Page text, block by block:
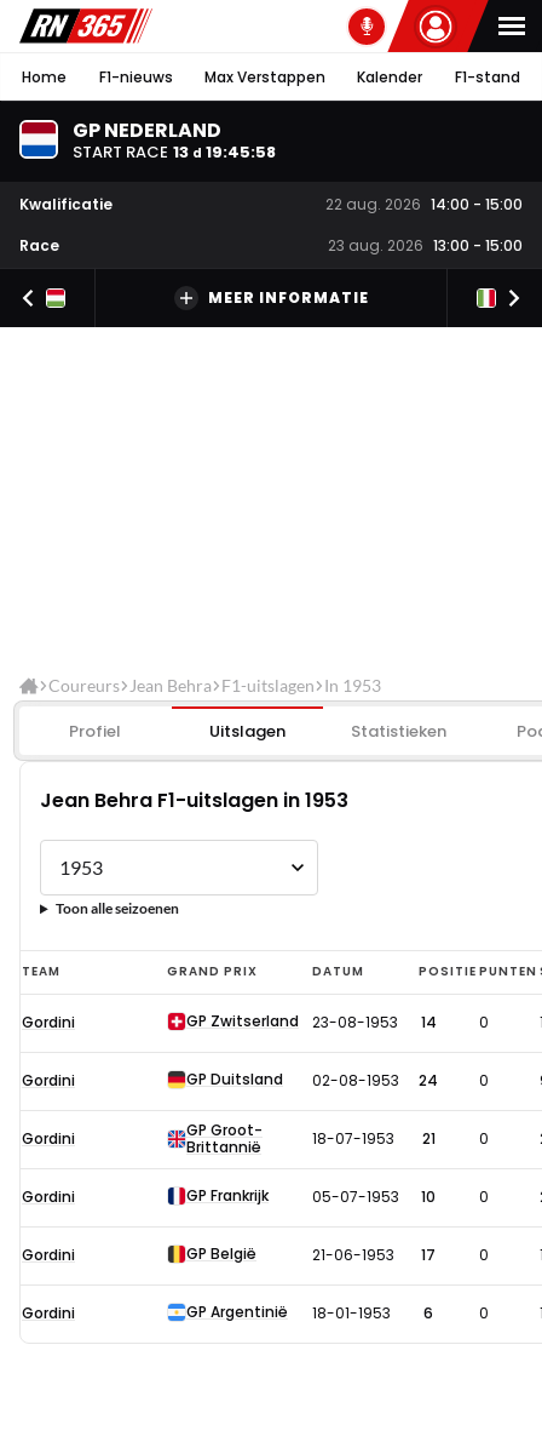
Home F1-nieuws Max Verstappen Kalender F1-stand
GP NEDERLAND
START RACE 13 d 19:45:58
Kwalificatie 22 aug. 2026 14:00 - 15:00
Race
23 aug. 2026 13:00 - 15:00
MEER INFORMATIE
Coureurs Jean Behra F1-uitslagen In 1953
Profiel Uitslagen Statistieken
Jean Behra F1-uitslagen in 1953
Toon alle seizoenen
Jean
Behra
F1-
uitslagen
1953
TEAM GRAND PRIX DATUM POSITIE PUNTEN
Gordini GP Zwitserland 23-08-1953 14 0
Gordini GP Duitsland 02-08-1953 24 0
Gordini
GP Groot-
Brittannië
18-07-1953 21 0
Gordini GP Frankrijk 05-07-1953 10 0
Gordini GP België 21-06-1953 17 0
Gordini GP Argentinië 18-01-1953 6 0